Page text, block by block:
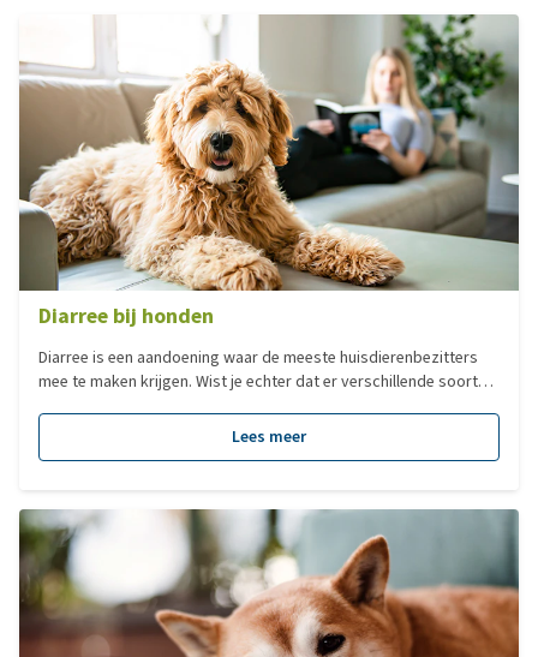
Diarree bij honden
Diarree is een aandoening waar de meeste huisdierenbezitters
mee te maken krijgen. Wist je echter dat er verschillende soorten
hebben? In dit blogartikel lees je alles over de verschillende
vormen, oorzaken en behandelingen van diarree bij je hond.
Lees meer